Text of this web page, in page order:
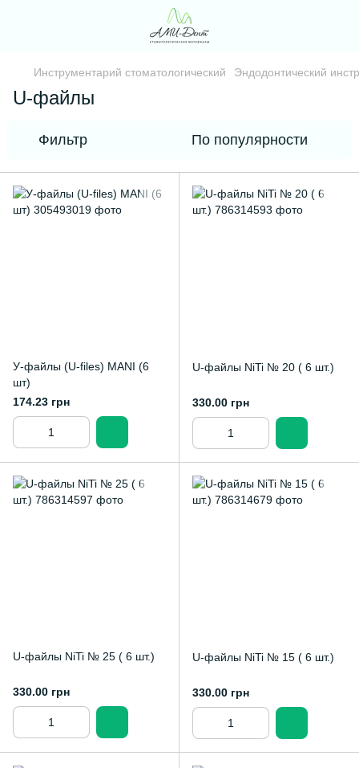
Инструментарий стоматологический Эндодонтический
U-файлы
Фильтр По популярности
У-файлы (U-files) MANI (6
шт)
174.23 грн
U-файлы NiTi № 20 ( 6 шт.)
330.00 грн
U-файлы NiTi № 25 ( 6 шт.)
330.00 грн
U-файлы NiTi № 15 ( 6 шт.)
330.00 грн